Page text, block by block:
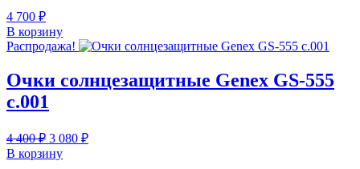
4 700 ₽
В корзину
Распродажа!
Очки солнцезащитные Genex GS-555
c.001
4 400₽ Первоначальная
цена
составляла
3 080 ₽Текущая
В корзину